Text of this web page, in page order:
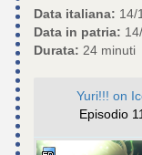
Data italiana: 14/
Data in patria:
Durata: 24 minuti
Yuri!!! on
Episodio 11